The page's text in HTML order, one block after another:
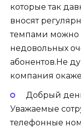
которые так
вносят
темпами можно
недовольных
абонентов.Не
компания
Добрый
Уважаемые
телефонные